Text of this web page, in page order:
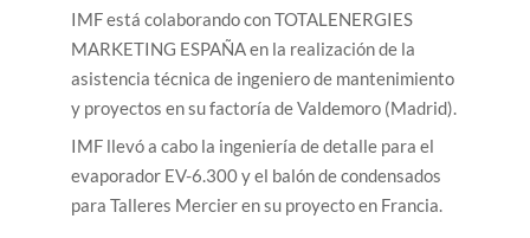
IMF está colaborando con TOTALENERGIES
MARKETING ESPAÑA en la realización de la
asistencia técnica de ingeniero de mantenimiento
y proyectos en su factoría de Valdemoro (Madrid).
IMF llevó a cabo la ingeniería de detalle para el
evaporador EV-6.300 y el balón de condensados
para Talleres Mercier en su proyecto en Francia.